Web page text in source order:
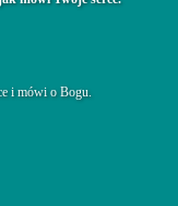
i mówi o Bogu.